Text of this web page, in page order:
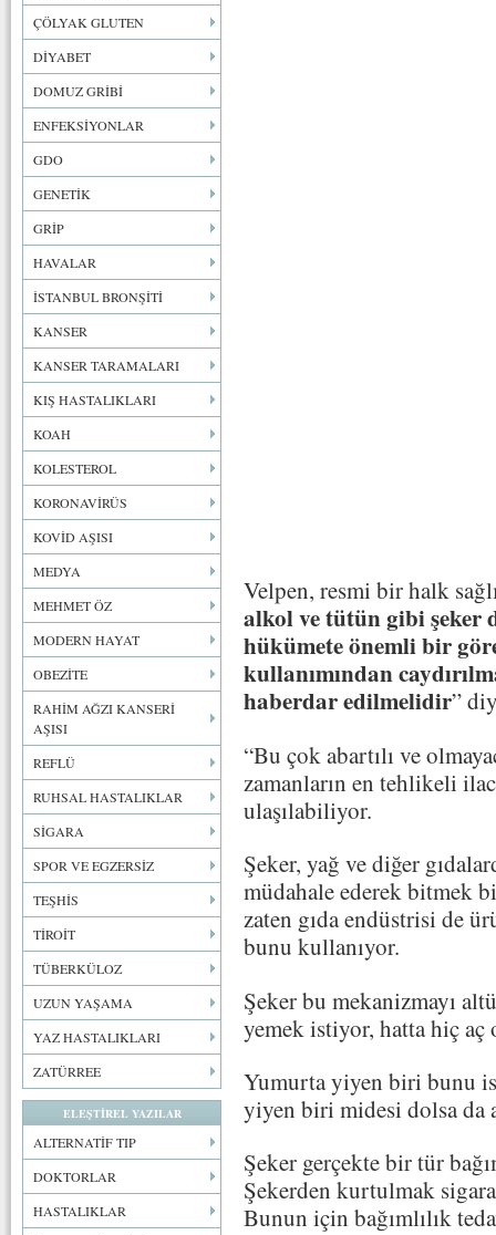
ÇÖLYAK GLUTEN
DİYABET
DOMUZ GRİBİ
ENFEKSİYONLAR
GDO
GENETİK
GRİP
HAVALAR
İSTANBUL BRONŞİTİ
KANSER
KANSER TARAMALARI
KIŞ HASTALIKLARI
KOAH
KOLESTEROL
KORONAVİRÜS
KOVİD AŞISI
MEDYA
MEHMET ÖZ
MODERN HAYAT
OBEZİTE
RAHİM AĞZI KANSERİ
AŞISI
REFLÜ
RUHSAL HASTALIKLAR
SİGARA
SPOR VE EGZERSİZ
TEŞHİS
TİROİT
TÜBERKÜLOZ
UZUN YAŞAMA
YAZ HASTALIKLARI
ZATÜRREE
ELEŞTİREL YAZILAR
ALTERNATİF TIP
DOKTORLAR
HASTALIKLAR
Velpen, resmi bir halk
alkol ve tütün gibi şeker
hükümete önemli bir
kullanımından
haberdar edilmelidir”
“Bu çok abartılı ve
zamanların en tehlikeli
ulaşılabiliyor.
Şeker, yağ ve diğer
müdahale ederek bitmek
zaten gıda endüstrisi de
bunu kullanıyor.
Şeker bu mekanizmayı
yemek istiyor, hatta hiç aç
Yumurta yiyen biri bunu
yiyen biri midesi dolsa da
Şeker gerçekte bir tür
Şekerden kurtulmak
Bunun için bağımlılık